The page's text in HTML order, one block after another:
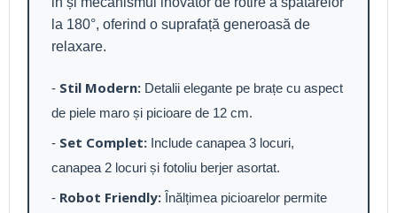
la 180°, oferind o suprafață generoasă de
relaxare.
- Stil Modern: Detalii elegante pe brațe cu aspect
de piele maro și picioare de 12 cm.
- Set Complet: Include canapea 3 locuri,
canapea 2 locuri și fotoliu berjer asortat.
- Robot Friendly: Înălțimea picioarelor permite